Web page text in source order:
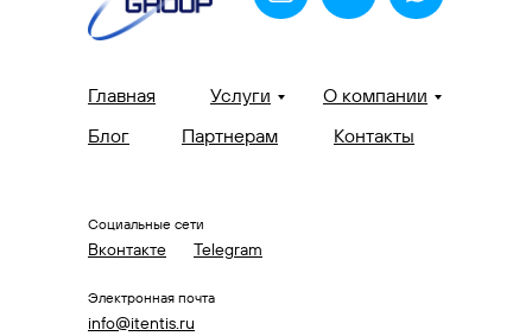
Социальные сети
Telegram
Вконтакте
Электронная почта
info@itentis.ru
Контакты
Партнерам
Блог
О компании
Услуги
Главная